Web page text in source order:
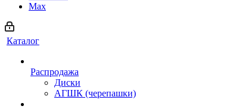
Max
Каталог
Распродажа
Диски
АГШК (черепашки)